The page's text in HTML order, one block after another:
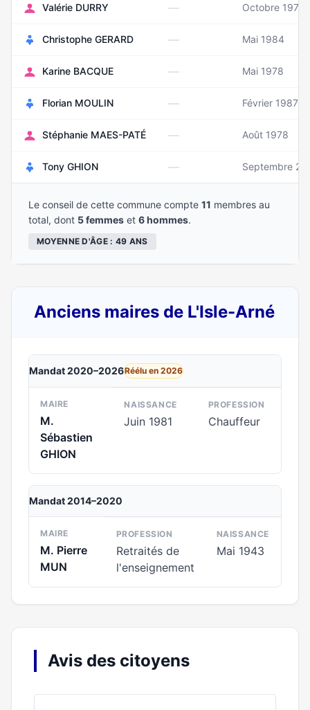
Valérie DURRY — Octobre 1970
Christophe GERARD — Mai 1984
Karine BACQUE — Mai 1978
Florian MOULIN — Février 1987
Stéphanie MAES-PATÉ — Août 1978
Tony GHION — Septembre
Le conseil de cette commune compte 11 membres au
total, dont 5 femmes et 6 hommes.
MOYENNE D'ÂGE : 49 ANS
Anciens maires de L'Isle-Arné
Mandat 2020–2026Réélu en 2026
MAIRE
M.
Sébastien
GHION
NAISSANCE
Juin 1981
PROFESSION
Chauffeur
Mandat 2014–2020
MAIRE
M. Pierre
MUN
PROFESSION
Retraités de
l'enseignement
NAISSANCE
Mai 1943
Avis des citoyens